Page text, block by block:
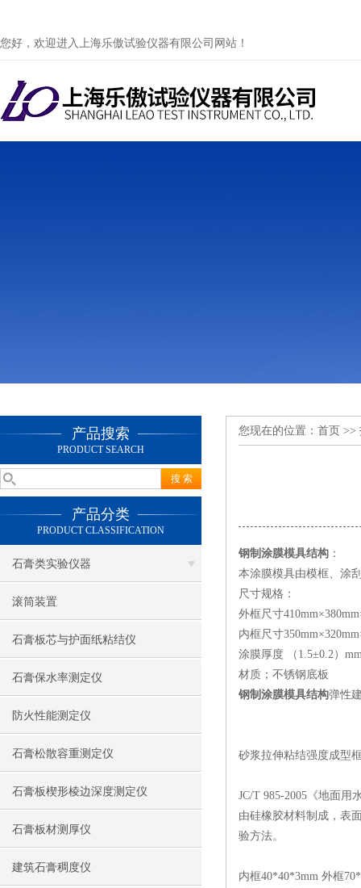
您好，欢迎进入上海乐傲试验仪器有限公司网站！
产品搜索
PRODUCT SEARCH
产品分类
PRODUCT CLASSIFICATION
石膏类实验仪器
滚筒装置
石膏板芯与护面纸粘结仪
石膏保水率测定仪
防火性能测定仪
石膏松散容重测定仪
石膏板楔形棱边深度测定仪
石膏板材测厚仪
建筑石膏稠度仪
您现在的位置： 首页 >>
钢制涂膜模具结构 ：
本涂膜模具由模框、涂
尺寸规格：
外框尺寸
内框尺寸
涂膜厚度 （1.5±0.2）
材质；不锈钢底板
钢制涂膜模具结构弹性
砂浆拉伸粘结强度成型
JC/T 985-2005《地面用
由硅橡胶材料制成，表
验方法。
内框40*40*3mm 外框